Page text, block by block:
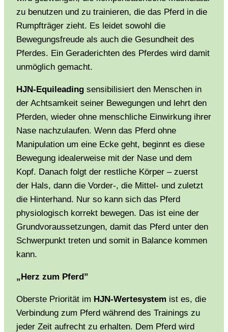
zu benutzen und zu trainieren, die das Pferd in die
Rumpfträger zieht. Es leidet sowohl die
Bewegungsfreude als auch die Gesundheit des
Pferdes. Ein Geraderichten des Pferdes wird damit
unmöglich gemacht.
HJN-Equileading sensibilisiert den Menschen in
der Achtsamkeit seiner Bewegungen und lehrt den
Pferden, wieder ohne menschliche Einwirkung ihrer
Nase nachzulaufen. Wenn das Pferd ohne
Manipulation um eine Ecke geht, beginnt es diese
Bewegung idealerweise mit der Nase und dem
Kopf. Danach folgt der restliche Körper – zuerst
der Hals, dann die Vorder-, die Mittel- und zuletzt
die Hinterhand. Nur so kann sich das Pferd
physiologisch korrekt bewegen. Das ist eine der
Grundvoraussetzungen, damit das Pferd unter den
Schwerpunkt treten und somit in Balance kommen
kann.
„Herz zum Pferd”
Oberste Priorität im HJN-Wertesystem ist es, die
Verbindung zum Pferd während des Trainings zu
jeder Zeit aufrecht zu erhalten. Dem Pferd wird